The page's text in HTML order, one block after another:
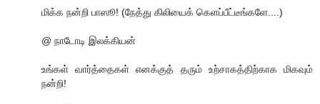
மிக்க நன்றி பாஸூ! (நேத்து கிலியைக் கெளப்பீட்டீங்களே....)
@ நாடோடி இலக்கியன்
உங்கள் வார்த்தைகள் எனக்குத் தரும் உற்சாகத்திற்காக மிகவும்
நன்றி!